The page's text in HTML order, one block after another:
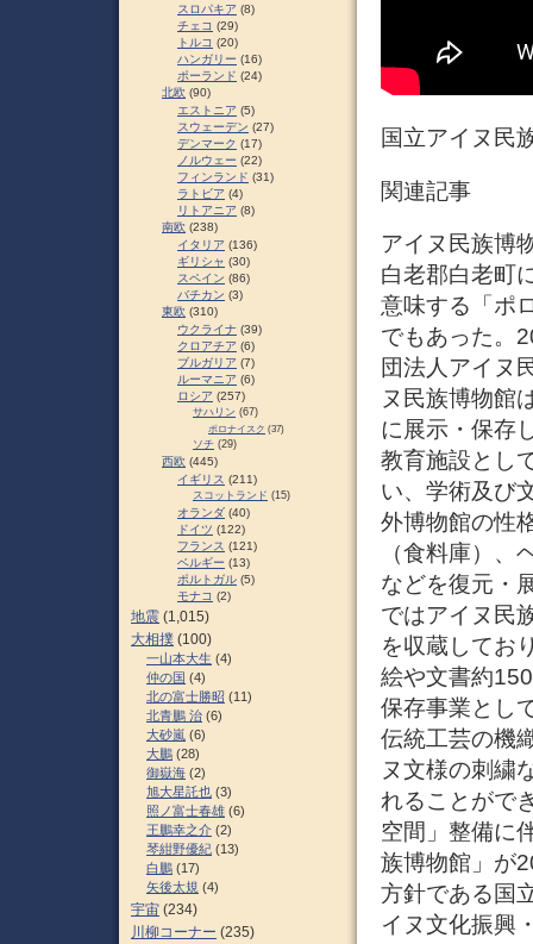
国立アイヌ民
関連記事
アイヌ民族博
白老郡白老町
意味する「ポ
でもあった。
団法人アイヌ
ヌ民族博物館
に展示・保存
教育施設とし
い、学術及び
外博物館の性
（食料庫）
などを復元・
ではアイヌ民
を収蔵してお
絵や文書約
保存事業とし
伝統工芸の機
ヌ文様の刺繍
れることがで
空間」整備に
族博物館」が
方針である国
イヌ文化振興
スロパキア (8)
チェコ (29)
トルコ (20)
ハンガリー (16)
ポーランド (24)
北欧 (90)
エストニア (5)
スウェーデン (27)
デンマーク (17)
ノルウェー (22)
フィンランド (31)
ラトビア (4)
リトアニア (8)
南欧 (238)
イタリア (136)
ギリシャ (30)
スペイン (86)
バチカン (3)
東欧 (310)
ウクライナ (39)
クロアチア (6)
ブルガリア (7)
ルーマニア (6)
ロシア (257)
サハリン (67)
ポロナイスク (37)
ソチ (29)
西欧 (445)
イギリス (211)
スコットランド (15)
オランダ (40)
ドイツ (122)
フランス (121)
ベルギー (13)
ポルトガル (5)
モナコ (2)
地震 (1,015)
大相撲 (100)
一山本大生 (4)
仲の国 (4)
北の富士勝昭 (11)
北青鵬 治 (6)
大砂嵐 (6)
大鵬 (28)
御嶽海 (2)
旭大星託也 (3)
照ノ富士春雄 (6)
王鵬幸之介 (2)
琴紺野優紀 (13)
白鵬 (17)
矢後太規 (4)
宇宙 (234)
川柳コーナー (235)